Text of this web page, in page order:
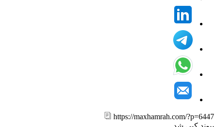
https://maxhamrah.com/